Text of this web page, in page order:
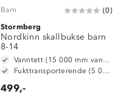
Barn (0)
Stormberg
Nordkinn skallbukse barn
8-14
Vanntett (15 000 mm vannsøyle)
Fukttransporterende (5 000 g/m2/24t)
499,-